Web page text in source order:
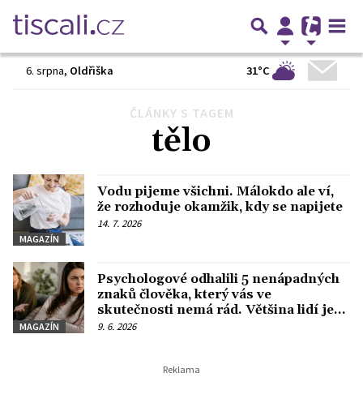
6. srpna, Oldřiška 31°C
ČLÁNKY S TAGEM
tělo
MAGAZÍN
Vodu pijeme všichni. Málokdo ale ví,
že rozhoduje okamžik, kdy se napijete
14. 7. 2026
MAGAZÍN
Psychologové odhalili 5 nenápadných
znaků člověka, který vás ve
skutečnosti nemá rád. Většina lidí je
přehlédne
9. 6. 2026
4 Další